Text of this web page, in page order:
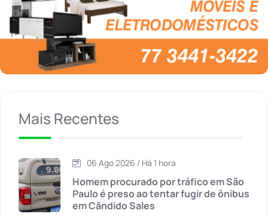
Brasil (7679)
Brumado
Caculé (696)
Caetanos
Caetité
Candiba (157)
Cândido Sales
Mais Recentes
06 Ago 2026 / Há 1 hora
Homem procurado por tráfico em São
Paulo é preso ao tentar fugir de ônibus
em Cândido Sales